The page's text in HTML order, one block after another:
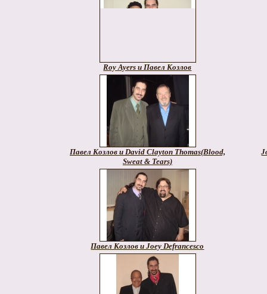
Roy Ayers и Павел Козлов
Павел Козлов и David Clayton Thomas(Blood,
Sweat & Tears)
Павел Козлов и Joey Defrancesco